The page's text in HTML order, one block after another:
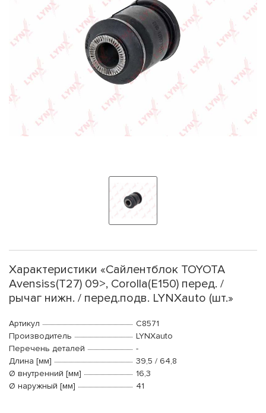
Характеристики «Сайлентблок TOYOTA
Avensiss(T27) 09>, Corolla(E150) перед. /
рычаг нижн. / перед.подв. LYNXauto (шт.»
Артикул
C8571
Производитель
LYNXauto
Перечень деталей
-
Длина [мм]
39,5 / 64,8
Ø внутренний [мм]
16,3
Ø наружный [мм]
41